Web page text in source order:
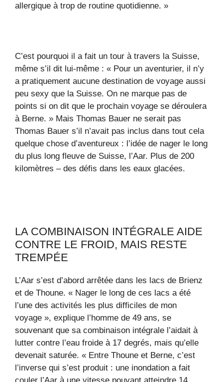
allergique à trop de routine quotidienne. »
C’est pourquoi il a fait un tour à travers la Suisse,
même s’il dit lui-même : « Pour un aventurier, il n’y
a pratiquement aucune destination de voyage aussi
peu sexy que la Suisse. On ne marque pas de
points si on dit que le prochain voyage se déroulera
à Berne. » Mais Thomas Bauer ne serait pas
Thomas Bauer s’il n’avait pas inclus dans tout cela
quelque chose d’aventureux : l’idée de nager le long
du plus long fleuve de Suisse, l’Aar. Plus de 200
kilomètres – des défis dans les eaux glacées.
LA COMBINAISON INTÉGRALE AIDE
CONTRE LE FROID, MAIS RESTE
TREMPÉE
L’Aar s’est d’abord arrêtée dans les lacs de Brienz
et de Thoune. « Nager le long de ces lacs a été
l’une des activités les plus difficiles de mon
voyage », explique l’homme de 49 ans, se
souvenant que sa combinaison intégrale l’aidait à
lutter contre l’eau froide à 17 degrés, mais qu’elle
devenait saturée. « Entre Thoune et Berne, c’est
l’inverse qui s’est produit : une inondation a fait